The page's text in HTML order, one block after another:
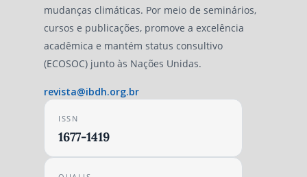
mudanças climáticas. Por meio de seminários,
cursos e publicações, promove a excelência
acadêmica e mantém status consultivo
(ECOSOC) junto às Nações Unidas.
revista@ibdh.org.br
ISSN
1677-1419